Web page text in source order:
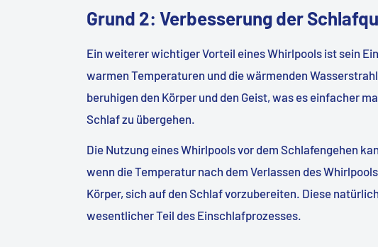
Grund 2: Verbesserung der
Ein weiterer wichtiger Vorteil eines Whirlpools ist sein
warmen Temperaturen und die wärmenden
beruhigen den Körper und den Geist, was es einfacher
Schlaf zu übergehen.
Die Nutzung eines Whirlpools vor dem Schlafengehen
wenn die Temperatur nach dem Verlassen des
Körper, sich auf den Schlaf vorzubereiten. Diese
wesentlicher Teil des Einschlafprozesses.